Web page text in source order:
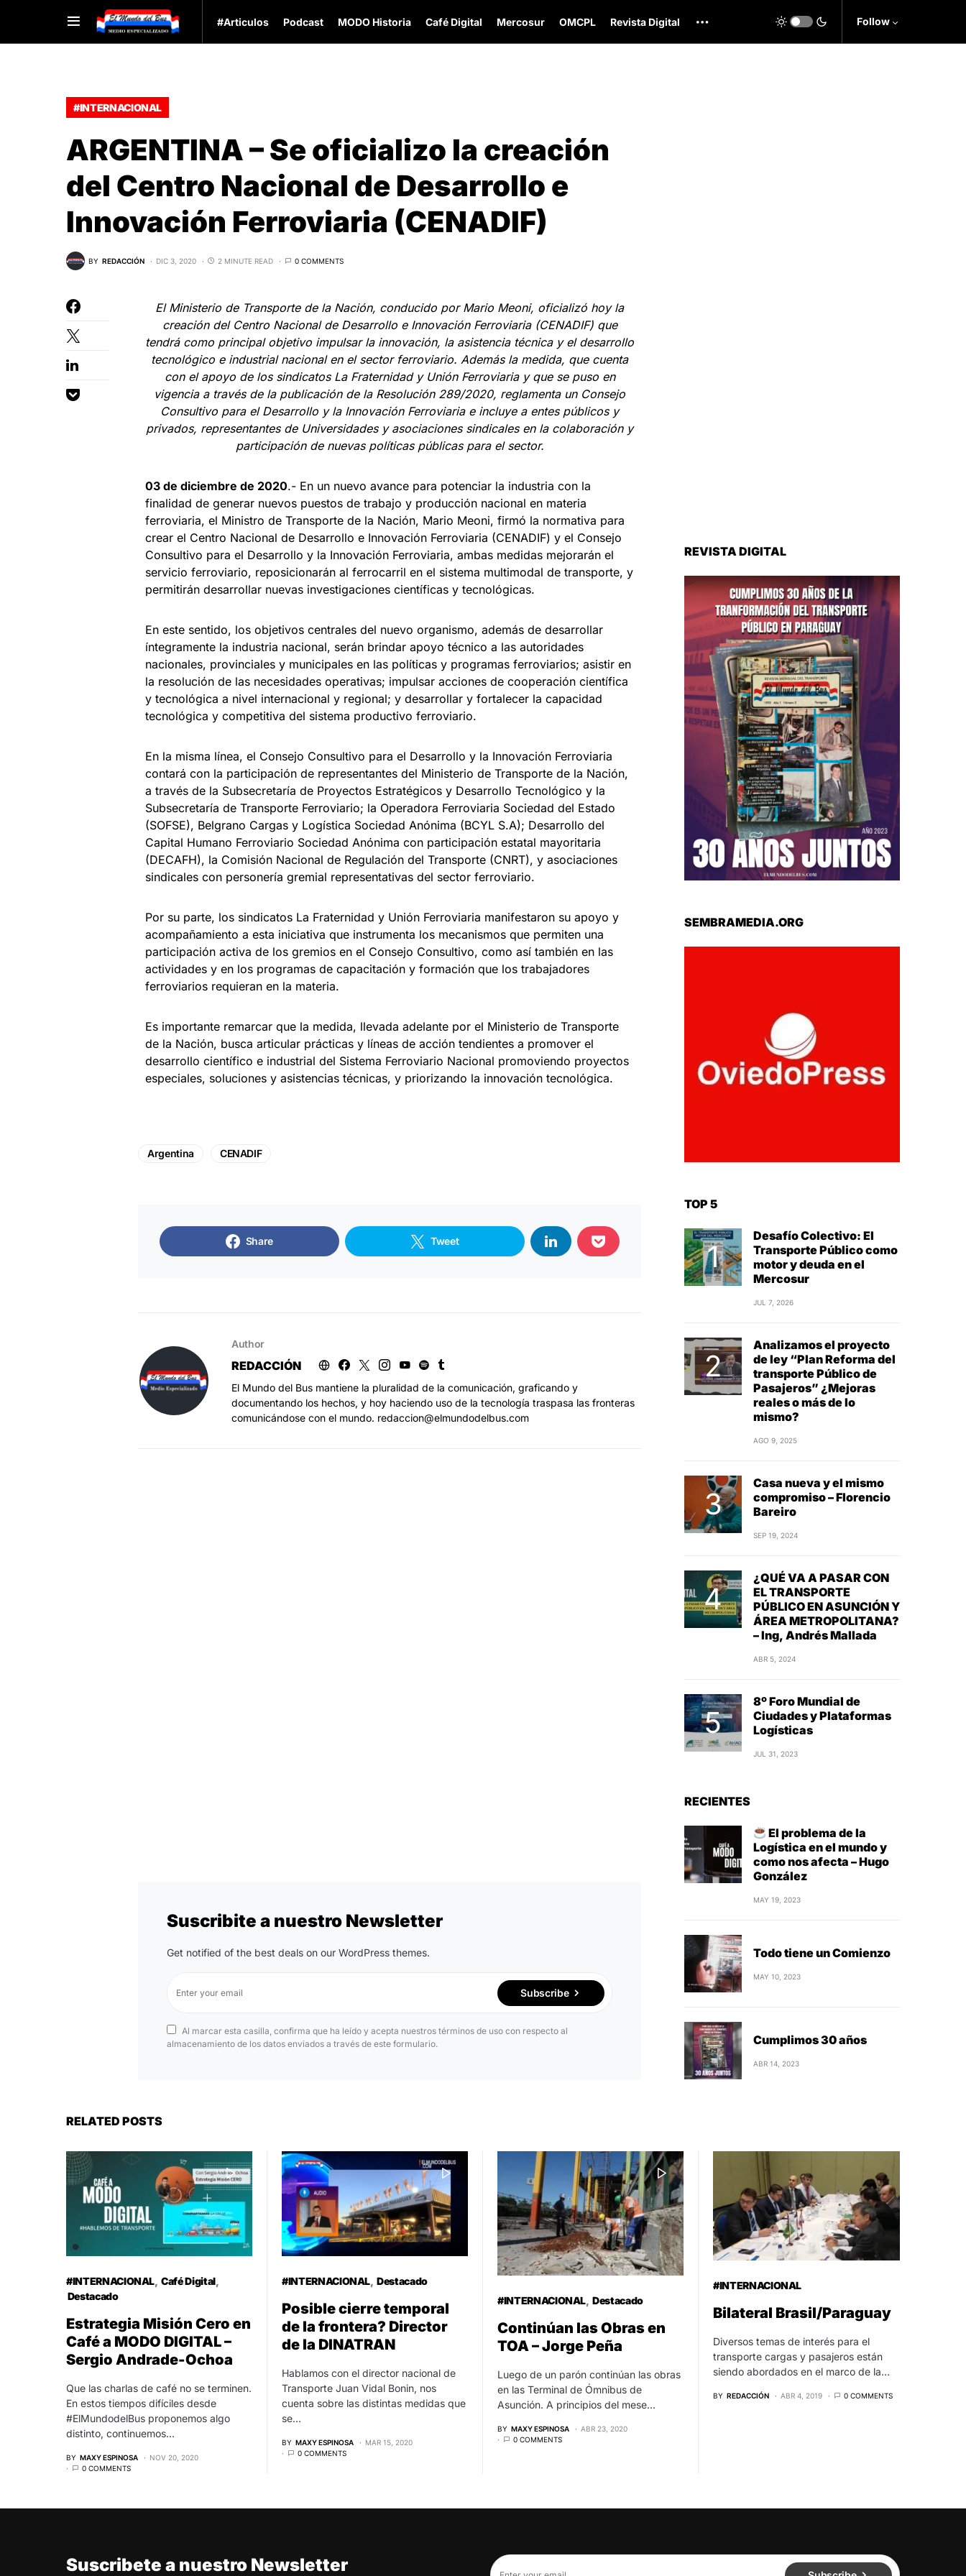
#Articulos Podcast MODO Historia Café Digital Mercosur OMCPL Revista Digital Follow
#INTERNACIONAL
ARGENTINA – Se oficializo la creación
del Centro Nacional de Desarrollo e
Innovación Ferroviaria (CENADIF)
BY REDACCIÓN DIC 3, 2020 2 MINUTE READ 0 COMMENTS
El Ministerio de Transporte de la Nación, conducido por Mario Meoni, oficializó hoy la
creación del Centro Nacional de Desarrollo e Innovación Ferroviaria (CENADIF) que
tendrá como principal objetivo impulsar la innovación, la asistencia técnica y el desarrollo
tecnológico e industrial nacional en el sector ferroviario. Además la medida, que cuenta
con el apoyo de los sindicatos La Fraternidad y Unión Ferroviaria y que se puso en
vigencia a través de la publicación de la Resolución 289/2020, reglamenta un Consejo
Consultivo para el Desarrollo y la Innovación Ferroviaria e incluye a entes públicos y
privados, representantes de Universidades y asociaciones sindicales en la colaboración y
participación de nuevas políticas públicas para el sector.
03 de diciembre de 2020.- En un nuevo avance para potenciar la industria con la
finalidad de generar nuevos puestos de trabajo y producción nacional en materia
ferroviaria, el Ministro de Transporte de la Nación, Mario Meoni, firmó la normativa para
crear el Centro Nacional de Desarrollo e Innovación Ferroviaria (CENADIF) y el Consejo
Consultivo para el Desarrollo y la Innovación Ferroviaria, ambas medidas mejorarán el
servicio ferroviario, reposicionarán al ferrocarril en el sistema multimodal de transporte, y
permitirán desarrollar nuevas investigaciones científicas y tecnológicas.
En este sentido, los objetivos centrales del nuevo organismo, además de desarrollar
íntegramente la industria nacional, serán brindar apoyo técnico a las autoridades
nacionales, provinciales y municipales en las políticas y programas ferroviarios; asistir en
la resolución de las necesidades operativas; impulsar acciones de cooperación científica
y tecnológica a nivel internacional y regional; y desarrollar y fortalecer la capacidad
tecnológica y competitiva del sistema productivo ferroviario.
En la misma línea, el Consejo Consultivo para el Desarrollo y la Innovación Ferroviaria
contará con la participación de representantes del Ministerio de Transporte de la Nación,
a través de la Subsecretaría de Proyectos Estratégicos y Desarrollo Tecnológico y la
Subsecretaría de Transporte Ferroviario; la Operadora Ferroviaria Sociedad del Estado
(SOFSE), Belgrano Cargas y Logística Sociedad Anónima (BCYL S.A); Desarrollo del
Capital Humano Ferroviario Sociedad Anónima con participación estatal mayoritaria
(DECAFH), la Comisión Nacional de Regulación del Transporte (CNRT), y asociaciones
sindicales con personería gremial representativas del sector ferroviario.
Por su parte, los sindicatos La Fraternidad y Unión Ferroviaria manifestaron su apoyo y
acompañamiento a esta iniciativa que instrumenta los mecanismos que permiten una
participación activa de los gremios en el Consejo Consultivo, como así también en las
actividades y en los programas de capacitación y formación que los trabajadores
ferroviarios requieran en la materia.
Es importante remarcar que la medida, llevada adelante por el Ministerio de Transporte
de la Nación, busca articular prácticas y líneas de acción tendientes a promover el
desarrollo científico e industrial del Sistema Ferroviario Nacional promoviendo proyectos
especiales, soluciones y asistencias técnicas, y priorizando la innovación tecnológica.
Argentina CENADIF
Share Tweet
Author
REDACCIÓN
El Mundo del Bus mantiene la pluralidad de la comunicación, graficando y
documentando los hechos, y hoy haciendo uso de la tecnología traspasa las fronteras
comunicándose con el mundo. redaccion@elmundodelbus.com
Suscribite a nuestro Newsletter
Get notified of the best deals on our WordPress themes.
Subscribe
Al marcar esta casilla, confirma que ha leído y acepta nuestros términos de uso con respecto al
almacenamiento de los datos enviados a través de este formulario.
REVISTA DIGITAL
SEMBRAMEDIA.ORG
TOP 5
Desafío Colectivo: El
Transporte Público como
motor y deuda en el
Mercosur
JUL 7, 2026
Analizamos el proyecto
de ley “Plan Reforma del
transporte Público de
Pasajeros” ¿Mejoras
reales o más de lo
mismo?
AGO 9, 2025
Casa nueva y el mismo
compromiso – Florencio
Bareiro
SEP 19, 2024
¿QUÉ VA A PASAR CON
EL TRANSPORTE
PÚBLICO EN ASUNCIÓN Y
ÁREA METROPOLITANA?
– Ing, Andrés Mallada
ABR 5, 2024
8º Foro Mundial de
Ciudades y Plataformas
Logísticas
JUL 31, 2023
RECIENTES
El problema de la
Logística en el mundo y
como nos afecta – Hugo
González
MAY 19, 2023
Todo tiene un Comienzo
MAY 10, 2023
Cumplimos 30 años
ABR 14, 2023
RELATED POSTS
#INTERNACIONAL Café Digital
Destacado
Estrategia Misión Cero en
Café a MODO DIGITAL –
Sergio Andrade-Ochoa
Que las charlas de café no se terminen.
En estos tiempos difíciles desde
#ElMundodelBus proponemos algo
distinto, continuemos…
BY MAXY ESPINOSA
NOV 20, 2020
0 COMMENTS
#INTERNACIONAL Destacado
Posible cierre temporal
de la frontera? Director
de la DINATRAN
Hablamos con el director nacional de
Transporte Juan Vidal Bonin, nos
cuenta sobre las distintas medidas que
se…
BY MAXY ESPINOSA
MAR 15, 2020
0 COMMENTS
#INTERNACIONAL Destacado
Continúan las Obras en
TOA – Jorge Peña
Luego de un parón continúan las obras
en las Terminal de Ómnibus de
Asunción. A principios del mese…
BY MAXY ESPINOSA
ABR 23, 2020
0 COMMENTS
#INTERNACIONAL
Bilateral Brasil/Paraguay
Diversos temas de interés para el
transporte cargas y pasajeros están
siendo abordados en el marco de la…
BY REDACCIÓN ABR 4, 2019 0 COMMENTS
Suscribete a nuestro Newsletter